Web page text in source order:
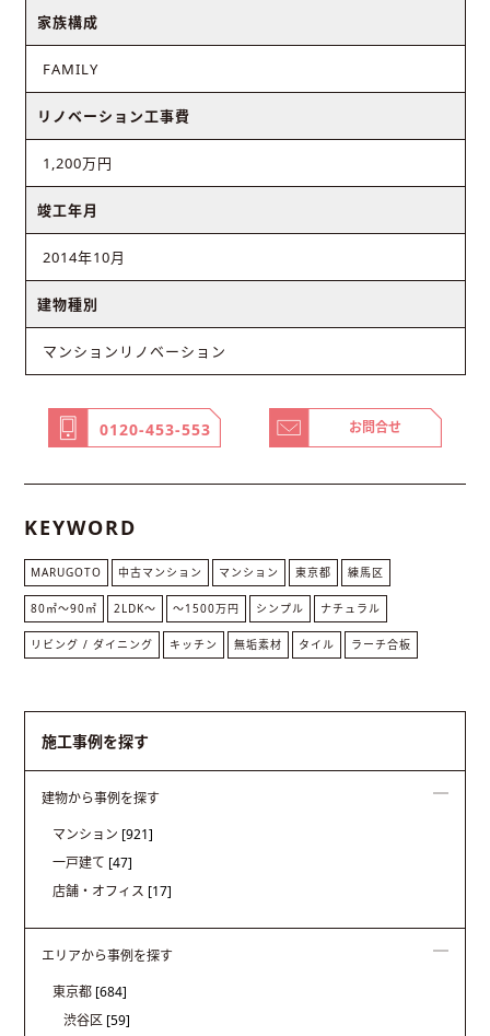
家族構成
FAMILY
リノベーション工事費
1,200万円
竣工年月
2014年10月
建物種別
マンションリノベーション
0120-453-553 お問合せ
KEYWORD
MARUGOTO 中古マンション マンション 東京都 練馬区
80㎡〜90㎡ 2LDK〜 ～1500万円 シンプル ナチュラル
リビング / ダイニング キッチン 無垢素材 タイル ラーチ合板
施工事例を探す
建物から事例を探す
マンション [921]
一戸建て [47]
店舗・オフィス [17]
エリアから事例を探す
東京都 [684]
渋谷区 [59]